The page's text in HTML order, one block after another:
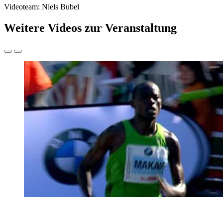
Videoteam: Niels Bubel
Weitere Videos zur Veranstaltung